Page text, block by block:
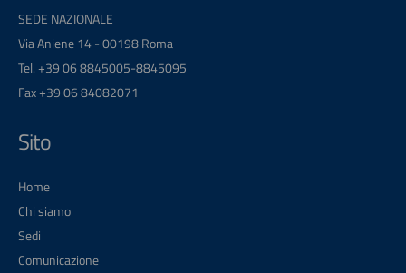
SEDE NAZIONALE
Via Aniene 14 - 00198 Roma
Tel. +39 06 8845005-8845095
Fax +39 06 84082071
Sito
Home
Chi siamo
Sedi
Comunicazione